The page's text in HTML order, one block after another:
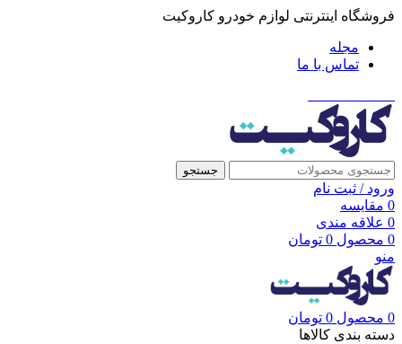
فروشگاه اینترنتی لوازم خودرو کاروکیت
مجله
تماس با ما
جستجو
ورود / ثبت نام
0 مقایسه
0 علاقه مندی
0 محصول 0 تومان
منو
0 محصول 0 تومان
دسته بندی کالاها